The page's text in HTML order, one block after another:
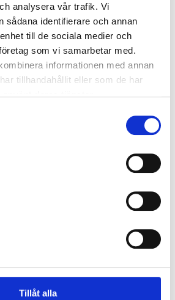
analysera vår trafik. Vi
sådana identifierare och annan
till de sociala medier och
som vi samarbetar med.
informationen med annan
tillhandahållit eller som de har
Tillåt alla